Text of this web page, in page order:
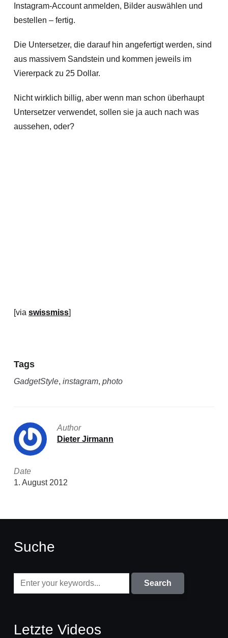
Instagram-Account anmelden, Bilder auswählen und
bestellen – fertig.
Die Untersetzer, die darauf hin angefertigt werden, sind
aus massivem Sandstein und kommen jeweils im
Viererpack zu 25 Dollar.
Nicht wirklich billig, aber wenn man schon überhaupt
Untersetzer verwendet, sollen sie ja auch nach was
aussehen, oder?
[via swissmiss]
Tags
GadgetStyle, instagram, photo
Author
Dieter Jirmann
Date
1. August 2012
Suche
Letzte Videos